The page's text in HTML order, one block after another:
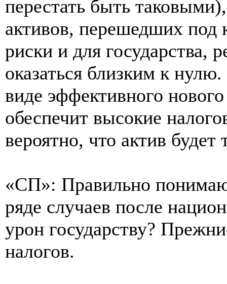
перестать быть
активов, перешедших под
риски и для государства,
оказаться близким к
виде эффективного
обеспечит высокие
вероятно, что актив будет
«СП»: Правильно
ряде случаев после
урон государству?
налогов.